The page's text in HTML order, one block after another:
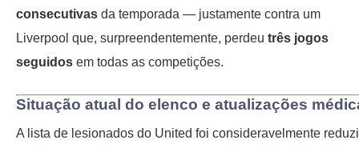
consecutivas da temporada — justamente contra um
Liverpool que, surpreendentemente, perdeu três jogos
seguidos em todas as competições.
Situação atual do elenco e atualizações
A lista de lesionados do United foi consideravelmente